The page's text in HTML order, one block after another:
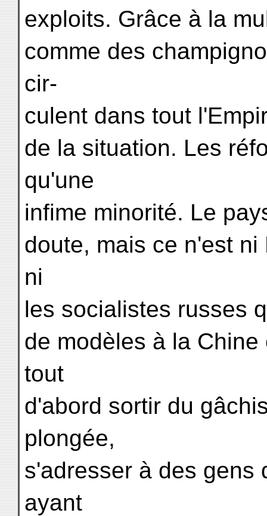
exploits. Grâce à la
comme des
cir-
culent dans tout
de la situation. Les
qu'une
infime minorité. Le
doute, mais ce n'est
ni
les socialistes russes
de modèles à la
tout
d'abord sortir du
plongée,
s'adresser à des gens
ayant